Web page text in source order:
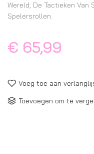
Wereld, De Tactieken
Spelersrollen.
€ 65,99
Voeg toe aan
Toevoegen om te